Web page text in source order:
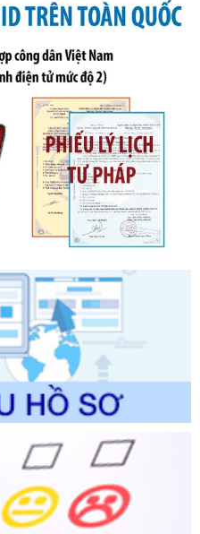
CP của Chính phủ: Sửa
định số 125/2020/NĐ-СР
Chính phủ quy định xử
hóa đơn được sửa đổi, bổ
NĐ-CP
mục thủ tục hành chính mới
bị bãi bỏ và phê duyệt
tử giải quyết thủ tục hành
phạm vi chức năng quản
mục thủ tục hành chính
Quy trình nội bộ, quy
chính trong lĩnh vực Du
lý của Sở Văn hóa, Thể
thủ tục hành chính sửa
trình nội bộ, quy trình điện tử
lĩnh vực biến đổi khí hậu
Nông nghiệp và Môi